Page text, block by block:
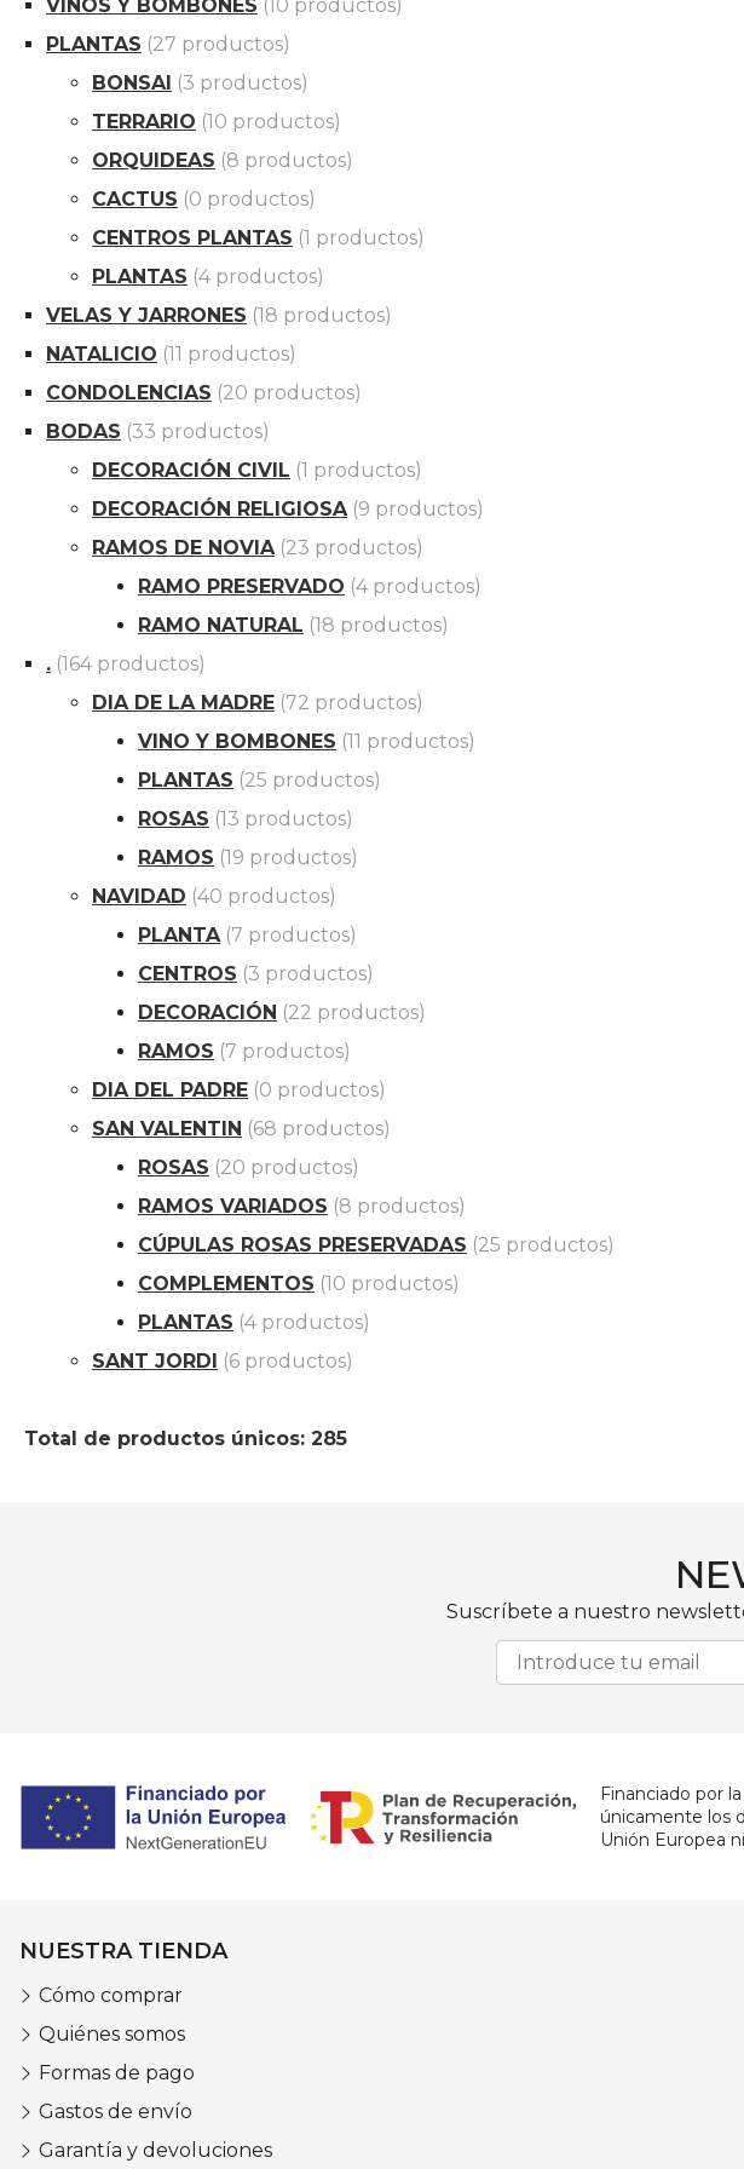
VINOS Y BOMBONES (10 productos)
PLANTAS (27 productos)
BONSAI (3 productos)
TERRARIO (10 productos)
ORQUIDEAS (8 productos)
CACTUS (0 productos)
CENTROS PLANTAS (1 productos)
PLANTAS (4 productos)
VELAS Y JARRONES (18 productos)
NATALICIO (11 productos)
CONDOLENCIAS (20 productos)
BODAS (33 productos)
DECORACIÓN CIVIL (1 productos)
DECORACIÓN RELIGIOSA (9 productos)
RAMOS DE NOVIA (23 productos)
RAMO PRESERVADO (4 productos)
RAMO NATURAL (18 productos)
. (164 productos)
DIA DE LA MADRE (72 productos)
VINO Y BOMBONES (11 productos)
PLANTAS (25 productos)
ROSAS (13 productos)
RAMOS (19 productos)
NAVIDAD (40 productos)
PLANTA (7 productos)
CENTROS (3 productos)
DECORACIÓN (22 productos)
RAMOS (7 productos)
DIA DEL PADRE (0 productos)
SAN VALENTIN (68 productos)
ROSAS (20 productos)
RAMOS VARIADOS (8 productos)
CÚPULAS ROSAS PRESERVADAS (25 productos)
COMPLEMENTOS (10 productos)
PLANTAS (4 productos)
SANT JORDI
(6 productos)
Total de productos únicos: 285
Suscríbete a nuestro
Financiado por
únicamente los
Unión Europea
NUESTRA TIENDA
Cómo comprar
Quiénes somos
Formas de pago
Gastos de envío
Garantía y devoluciones